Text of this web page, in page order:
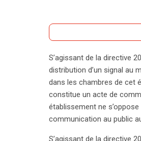
La jurisprudence
diffusion de signaux de
la Cour a affirmé que la
acte de communication
position est réaffirmée
S’agissant de la directive
distribution d’un signal au
dans les chambres de cet
constitue un acte de
établissement ne
communication au public
S’agissant de la directive